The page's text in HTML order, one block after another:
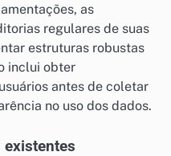
as
regulares de suas
estruturas robustas
inclui obter
antes de coletar
no uso dos dados.
existentes